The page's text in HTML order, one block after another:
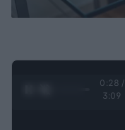
0:29 /
3:09